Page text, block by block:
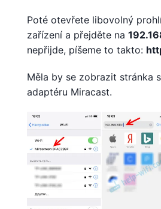
Poté otevřete libovolný
zařízení a přejděte na
nepřijde, píšeme to takto:
Měla by se zobrazit stránka
adaptéru Miracast.